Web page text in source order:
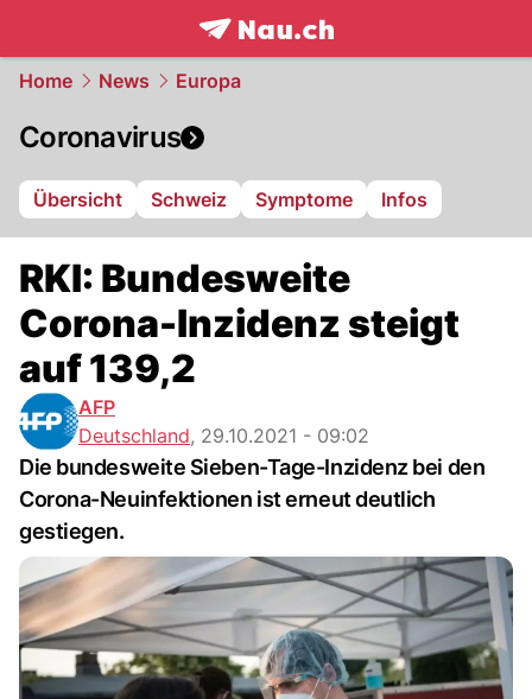
frontpage.NAU.ch
Home News Europa
Coronavirus
Übersicht Schweiz Symptome Infos
RKI: Bundesweite
Corona-Inzidenz steigt
auf 139,2
AFP
Deutschland, 29.10.2021 - 09:02
Die bundesweite Sieben-Tage-Inzidenz bei den
Corona-Neuinfektionen ist erneut deutlich
gestiegen.